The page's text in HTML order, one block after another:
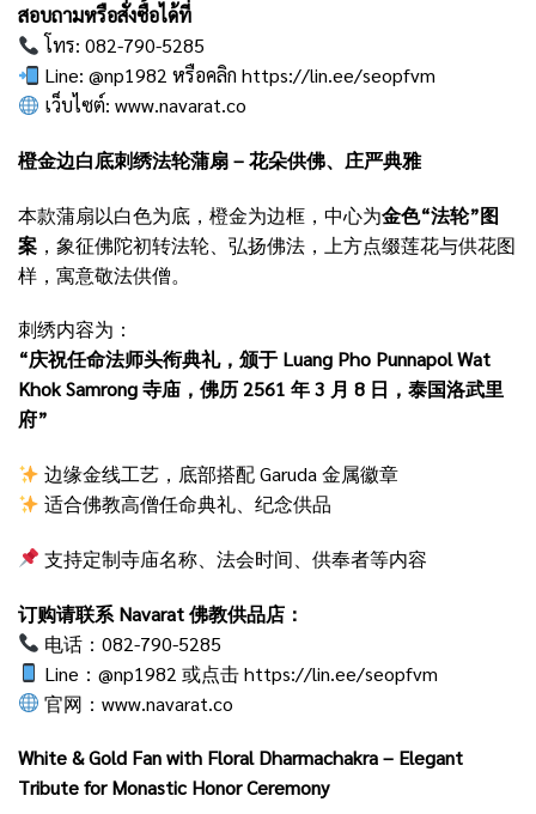
สอบถามหรือสั่งซื้อได้ที่
โทร: 082-790-5285
Line: @np1982 หรือคลิกhttps://lin.ee/seopfvm
เว็บไซต์:www.navarat.co
橙金边白底刺绣法轮蒲扇 – 花朵供佛、庄严典雅
本款蒲扇以白色为底，橙金为边框，中心为金色“法轮”图
案 ，象征佛陀初转法轮、弘扬佛法，上方点缀莲花与供花图
样，寓意敬法供僧。
刺绣内容为：
“庆祝任命法师头衔典礼，颁于 Luang Pho Punnapol Wat
Khok Samrong 寺庙，佛历 2561 年 3 月 8 日，泰国洛武里
府”
边缘金线工艺，底部搭配 Garuda 金属徽章
适合佛教高僧任命典礼、纪念供品
支持定制寺庙名称、法会时间、供奉者等内容
订购请联系 Navarat 佛教供品店：
电话：082-790-5285
Line：@np1982 或点击https://lin.ee/seopfvm
官网：www.navarat.co
White & Gold Fan with Floral Dharmachakra – Elegant
Tribute for Monastic Honor Ceremony